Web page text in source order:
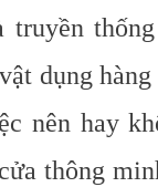
dụng
nên hay
thông